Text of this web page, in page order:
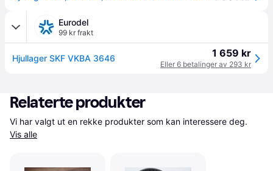
Eurodel
99 kr frakt
Hjullager SKF VKBA 3646 1 659 kr
Eller 6 betalinger av 293 kr
Relaterte produkter
Vis alle